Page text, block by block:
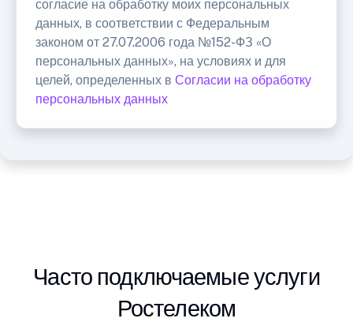
согласие на обработку моих персональных
данных, в соответствии с Федеральным
законом от 27.07.2006 года №152-ФЗ «О
персональных данных», на условиях и для
целей, определенных в Согласии на обработку
персональных данных
Часто подключаемые услуги
Ростелеком